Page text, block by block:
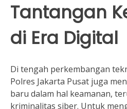
Tantangan
di Era Digital
Di tengah perkembangan
Polres Jakarta Pusat juga
baru dalam hal keamanan,
kriminalitas siber. Untuk